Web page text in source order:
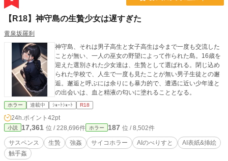
【R18】神守島の生贄少女は遅すぎた
黄泉坂羅刹
神守島、それは男子高生と女子高生は今まで一度も交流した
ことが無い、一人の巫女の野望によって作られた島。16歳を
迎えた選別された少女達は、生贄として選ばれる。閉じ込め
られた学校で、人生で一度も見たことが無い男子生徒との邂
逅。邂逅と呼ぶには余りにも暴力的で、遭遇に近い少年達と
の出会いは、血と精液の匂いに塗れることとなる。
ホラー 連載中 ｼｮｰﾄｼｮｰﾄ R18
24h.ポイント 42pt
小説 17,361 位 / 228,696件 ホラー 187 位 / 8,502件
サスペンス 生贄 強姦 サイコホラー AIのべりすと
AI表紙&挿絵
触手姦